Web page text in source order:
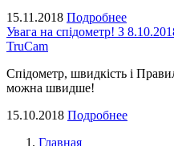
15.11.2018 Подробнее
Увага на спідометр! З
TruCam
Спідометр, швидкість і
можна швидше!
15.10.2018 Подробнее
Главная